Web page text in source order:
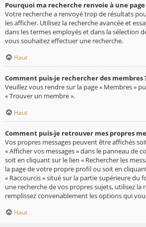
Pourquoi ma recherche renvoie à une page
Votre recherche a renvoyé trop de résultats
les afficher. Utilisez la recherche avancée et
dans les termes employés et dans la sélection
vous souhaitez effectuer une recherche.
Haut
Comment puis-je rechercher des membres
Veuillez vous rendre sur la page « Membres »
« Trouver un membre ».
Haut
Comment puis-je retrouver mes propres
Vos propres messages peuvent être affichés
« Afficher vos messages » dans le panneau de
soit en cliquant sur le lien « Rechercher les
la page de votre propre profil ou soit en
« Raccourcis » situé sur la partie supérieure du
une recherche de vos propres sujets, utilisez la
remplissez convenablement les options qui
Haut